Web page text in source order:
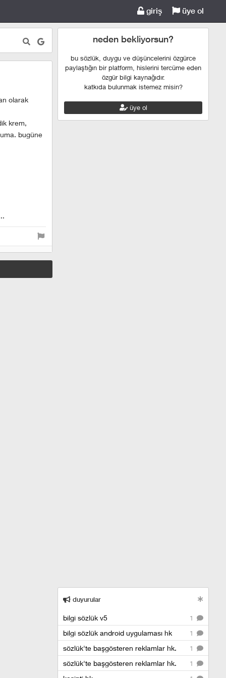
giriş üye ol
olarak
krem,
bugüne
neden bekliyorsun?
bu sözlük, duygu ve düşüncelerini özgürce
paylaştığın bir platform, hislerini tercüme eden
özgür bilgi kaynağıdır.
katkıda bulunmak istemez misin?
üye ol
duyurular
1
bilgi sözlük v5
1
bilgi sözlük android uygulaması hk
1
sözlük'te başgösteren reklamlar hk.
1
sözlük'te başgösteren reklamlar hk.